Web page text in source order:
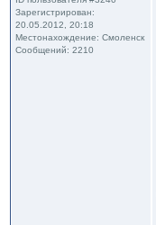
Зарегистрирован:
20.05.2012, 20:18
Местонахождение: Смоленск
Сообщений: 2210